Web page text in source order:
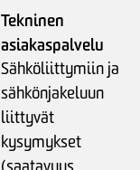
Tekninen
asiakaspalvelu
Sähköliittymiin ja
sähkönjakeluun
liittyvät
kysymykset